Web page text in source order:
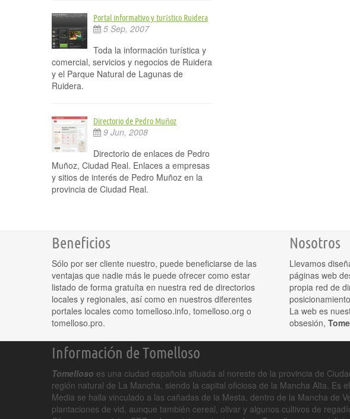
Portal informativo y turístico Ruidera
5 Sep, 2007
Toda la información turística y
comercial, servicios y negocios de Ruidera
y el Parque Natural de Lagunas de
Ruidera.
Directorio de Pedro Muñoz
9 Jun, 2008
Directorio de enlaces de Pedro
Muñoz, Ciudad Real. Enlaces a empresas
y sitios de interés de Pedro Muñoz en la
provincia de Ciudad Real.
Beneficios
Sólo por ser cliente nuestro, puede beneficiarse de las
ventajas que nadie más le puede ofrecer como estar
listado de forma gratuíta en nuestra red de directorios
locales y regionales, así como en nuestros diferentes
portales locales como tomelloso.info, tomelloso.org o
tomelloso.pro.
Nosotros
Llevamos
páginas web
propia red de
La web es
obsesión,
Información de Tomelloso
Tomelloso es una ciudad española situada al noreste de la provincia de
región natural de La Mancha, siendo la capital oficiosa de la Mancha Alta.
Media se halla vinculado a las cañadas de la Mesta, dentro de la Mancha de
plantaciones de vid, aunque también cereal, olivar y algunos cultivos de